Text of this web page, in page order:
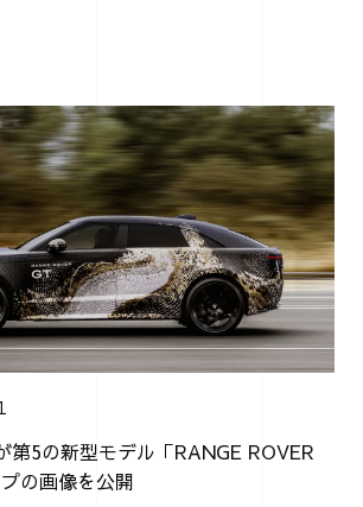
第5の新型モデル「RANGE ROVER
の画像を公開